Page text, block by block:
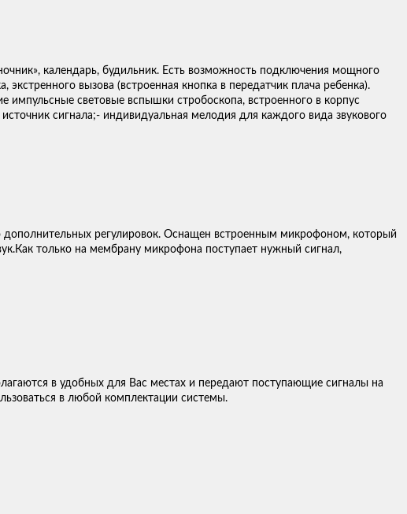
календарь, будильник. Есть возможность подключения мощного
вызова (встроенная кнопка в передатчик плача ребенка).
импульсные световые вспышки стробоскопа, встроенного в корпус
сигнала;- индивидуальная мелодия для каждого вида звукового
дополнительных регулировок. Оснащен встроенным микрофоном, который
только на мембрану микрофона поступает нужный сигнал,
в удобных для Вас местах и передают поступающие сигналы на
в любой комплектации системы.